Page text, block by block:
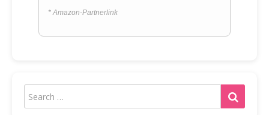
* Amazon-Partnerlink